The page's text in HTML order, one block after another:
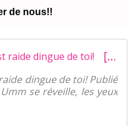
de nous!!
[Les rendez-vous d'Ummi] 8 preuves que ta Umm est raide dingue de toi!
dingue de toi! Publié
se réveille, les yeux